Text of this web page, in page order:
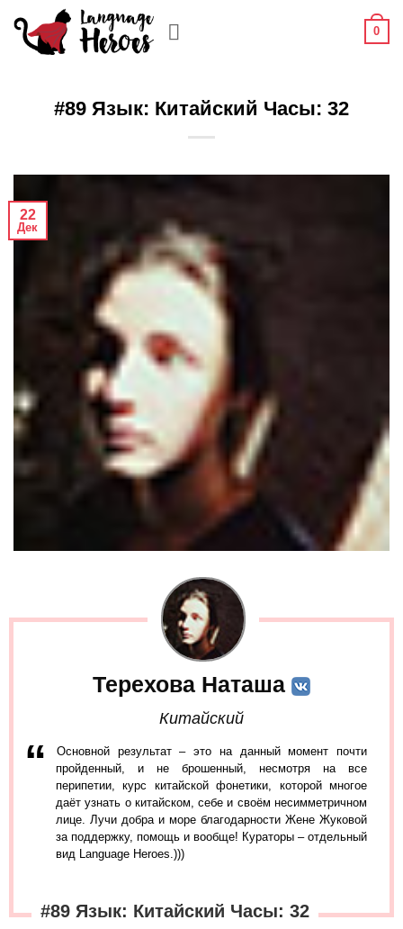
content
0
#89 Язык: Китайский Часы: 32
22
Дек
Терехова Наташа
Китайский
Основной результат – это на данный момент почти
пройденный, и не брошенный, несмотря на все
перипетии, курс китайской фонетики, которой многое
даёт узнать о китайском, себе и своём несимметричном
лице. Лучи добра и море благодарности Жене Жуковой
за поддержку, помощь и вообще! Кураторы – отдельный
вид Language Heroes.)))
#89 Язык: Китайский Часы: 32